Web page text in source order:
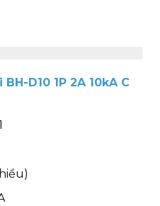
D10 1P 2A 10kA C